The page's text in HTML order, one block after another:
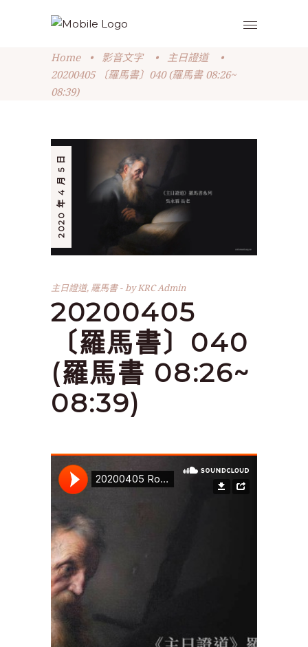
Home • 影音文字 • 主日證道
•
20200405 〔羅馬書〕040 (羅馬書 08:26~
08:39)
2020 年 4 月 5 日
主日證道, 羅馬書 byKRC Admin
20200405
〔羅馬書〕040
(羅馬書 08:26~
08:39)